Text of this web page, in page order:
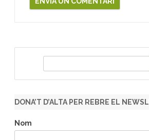
r
h
DONA’T D’ALTA PER REBRE EL
Nom